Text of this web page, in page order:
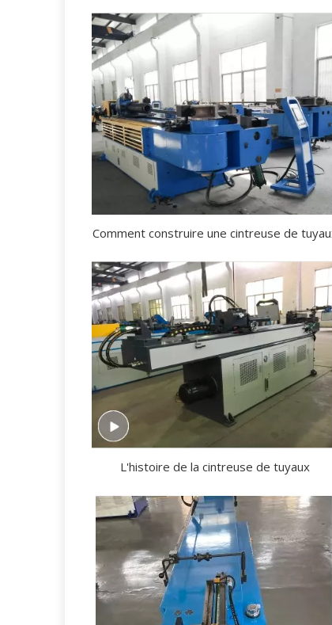
Comment construire une cintreuse de
L'histoire de la cintreuse de tuyaux